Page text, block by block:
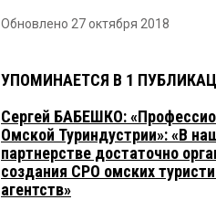
Обновлено 27 октября 2018
УПОМИНАЕТСЯ В 1
Сергей БАБЕШКО:
Омской Туриндустрии»: «В
партнерстве достаточно
создания СРО омских
агентств»